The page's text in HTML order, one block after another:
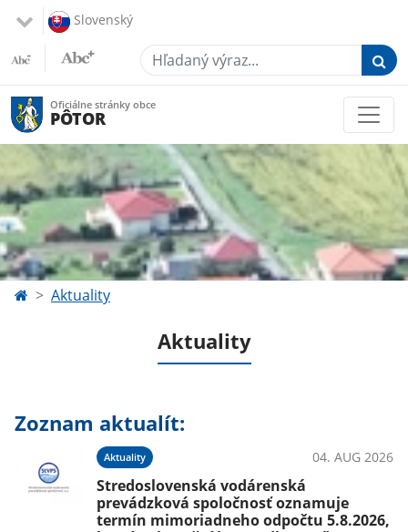
Slovenský
Hľadaný výraz...
Oficiálne stránky obce
PÔTOR
Aktuality
Aktuality
Zoznam aktualít:
Aktuality 04. AUG 2026
Stredoslovenská vodárenská
prevádzková spoločnosť oznamuje
termín mimoriadneho odpočtu 5.8.2026,